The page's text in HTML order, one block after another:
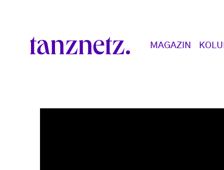
Main navigation
MAGAZIN